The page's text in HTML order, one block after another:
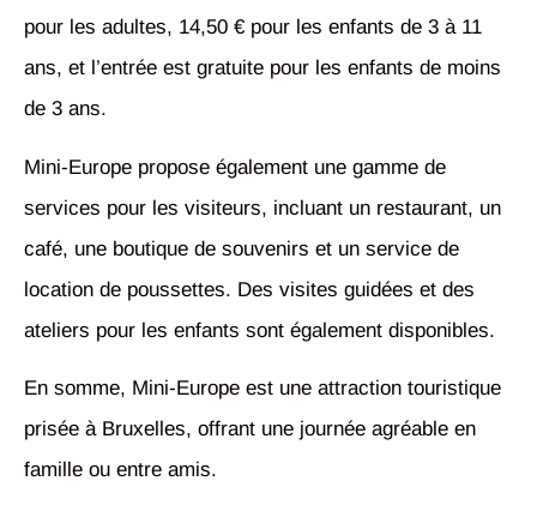
pour les adultes, 14,50 € pour les enfants de 3 à 11
ans, et l’entrée est gratuite pour les enfants de moins
de 3 ans.
Mini-Europe propose également une gamme de
services pour les visiteurs, incluant un restaurant, un
café, une boutique de souvenirs et un service de
location de poussettes. Des visites guidées et des
ateliers pour les enfants sont également disponibles.
En somme, Mini-Europe est une attraction touristique
prisée à Bruxelles, offrant une journée agréable en
famille ou entre amis.